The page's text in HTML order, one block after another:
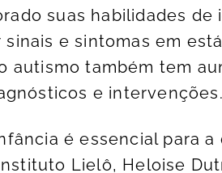
suas habilidades de
e sintomas em
autismo também tem
e intervenções.
é essencial para a
Lielô, Heloise